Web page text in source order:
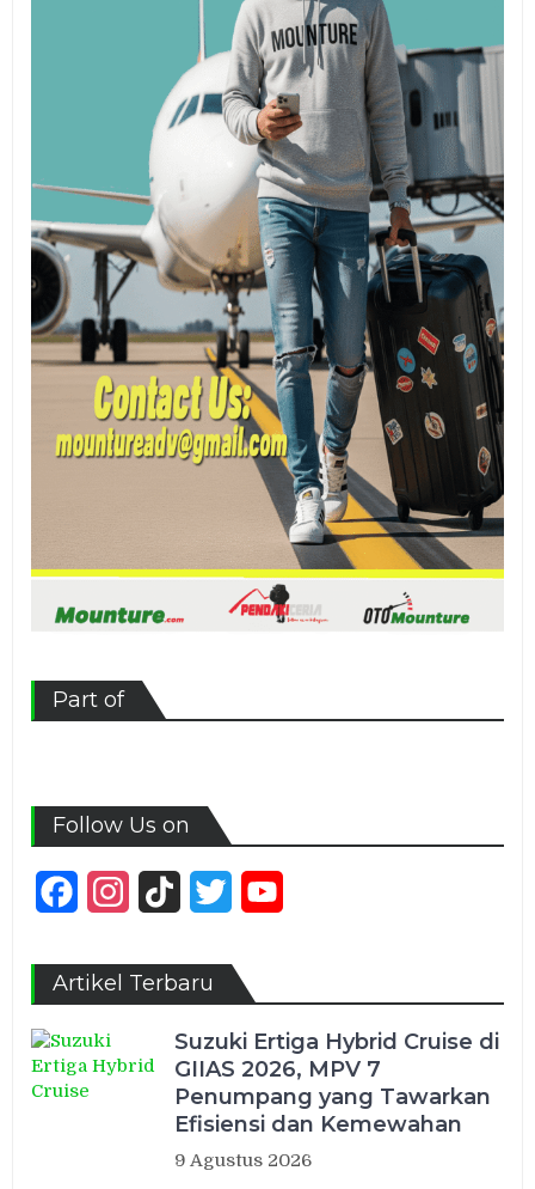
Part of
Follow Us on
FacebookInstagram
TikTok Twitter
Artikel Terbaru
Suzuki Ertiga Hybrid Cruise di
GIIAS 2026, MPV 7
Penumpang yang Tawarkan
Efisiensi dan Kemewahan
9 Agustus 2026